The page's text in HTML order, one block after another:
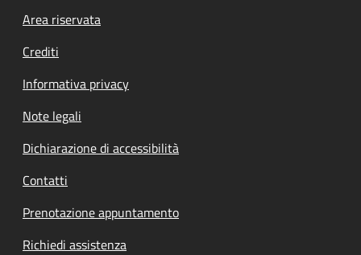
Footer menu
Area riservata
Crediti
Informativa privacy
Note legali
Dichiarazione di accessibilità
Contatti
Prenotazione appuntamento
Richiedi assistenza